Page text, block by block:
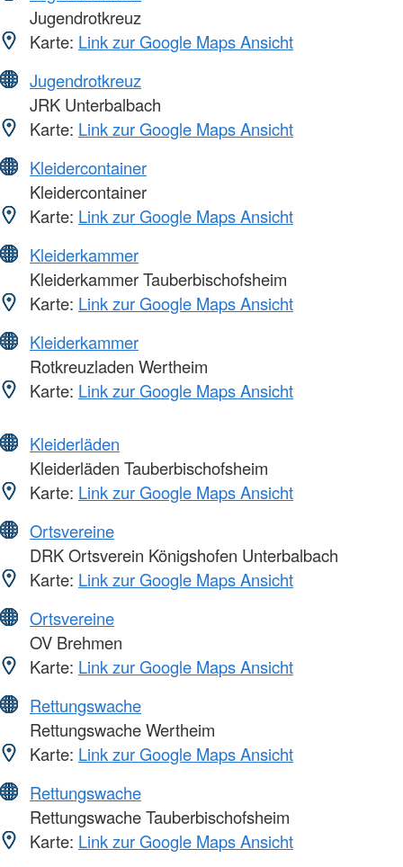
Jugendrotkreuz
Karte: Link zur Google Maps Ansicht
Jugendrotkreuz
JRK Unterbalbach
Karte: Link zur Google Maps Ansicht
Kleidercontainer
Kleidercontainer
Karte: Link zur Google Maps Ansicht
Kleiderkammer
Kleiderkammer Tauberbischofsheim
Karte: Link zur Google Maps Ansicht
Kleiderkammer
Rotkreuzladen Wertheim
Karte: Link zur Google Maps Ansicht
Kleiderläden
Kleiderläden Tauberbischofsheim
Karte: Link zur Google Maps Ansicht
Ortsvereine
DRK Ortsverein Königshofen Unterbalbach
Karte: Link zur Google Maps Ansicht
Ortsvereine
OV Brehmen
Karte: Link zur Google Maps Ansicht
Rettungswache
Rettungswache Wertheim
Karte: Link zur Google Maps Ansicht
Rettungswache
Rettungswache Tauberbischofsheim
Karte: Link zur Google Maps Ansicht